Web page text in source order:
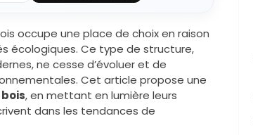
occupe une place de choix en raison
écologiques. Ce type de structure,
ne cesse d’évoluer et de
Cet article propose une
, en mettant en lumière leurs
dans les tendances de